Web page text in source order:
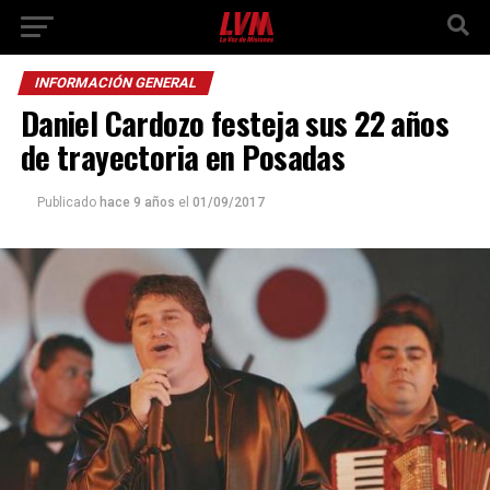
INFORMACIÓN GENERAL
Daniel Cardozo festeja sus 22 años
de trayectoria en Posadas
Publicado hace 9 años el 01/09/2017